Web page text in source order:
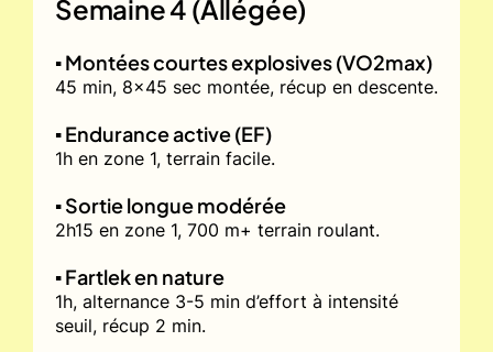
Semaine 4 (Allégée)
▪️ Montées courtes explosives (VO2max)
45 min, 8x45 sec montée, récup en descente.
▪️ Endurance active (EF)
1h en zone 1, terrain facile.
▪️ Sortie longue modérée
2h15 en zone 1, 700 m+ terrain roulant.
▪️ Fartlek en nature
1h, alternance 3-5 min d’effort à intensité
seuil, récup 2 min.